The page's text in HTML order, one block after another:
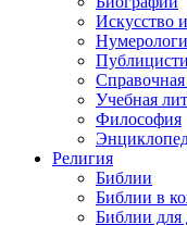
Искусство
Справочная
Учебная
Философия
Религия
Библии
Библии в
Библии для